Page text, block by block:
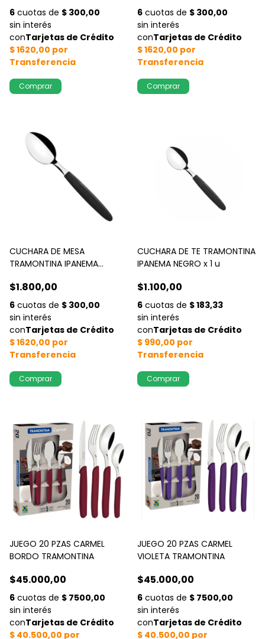
CUCHARA DE MESA
TRAMONTINA IPANEMA
$1.800,00
CUCHARA DE TE TRAMONTINA
IPANEMA NEGRO x 1 u
$1.100,00
JUEGO 20 PZAS CARMEL
BORDO TRAMONTINA
$45.000,00
JUEGO 20 PZAS CARMEL
VIOLETA TRAMONTINA
$45.000,00